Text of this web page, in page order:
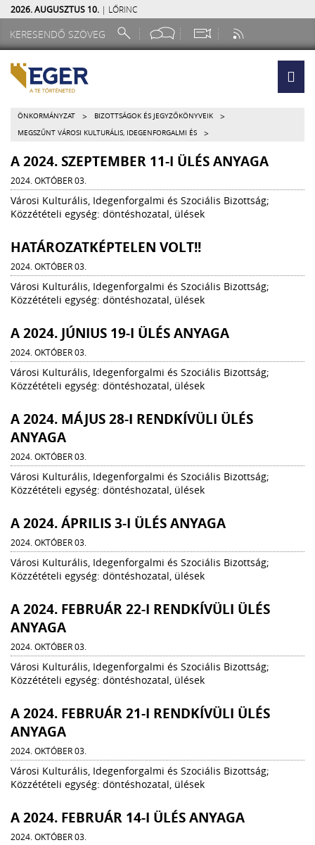
2026. AUGUSZTUS 10. | LŐRINC
ÖNKORMÁNYZAT > BIZOTTSÁGOK ÉS JEGYZŐKÖNYVEIK >
MEGSZŰNT VÁROSI KULTURÁLIS, IDEGENFORGALMI ÉS >
A 2024. SZEPTEMBER 11-I ÜLÉS ANYAGA
2024. OKTÓBER 03.
Városi Kulturális, Idegenforgalmi és Szociális Bizottság;
Közzétételi egység: döntéshozatal, ülések
HATÁROZATKÉPTELEN VOLT!!
2024. OKTÓBER 03.
Városi Kulturális, Idegenforgalmi és Szociális Bizottság;
Közzétételi egység: döntéshozatal, ülések
A 2024. JÚNIUS 19-I ÜLÉS ANYAGA
2024. OKTÓBER 03.
Városi Kulturális, Idegenforgalmi és Szociális Bizottság;
Közzétételi egység: döntéshozatal, ülések
A 2024. MÁJUS 28-I RENDKÍVÜLI ÜLÉS
ANYAGA
2024. OKTÓBER 03.
Városi Kulturális, Idegenforgalmi és Szociális Bizottság;
Közzétételi egység: döntéshozatal, ülések
A 2024. ÁPRILIS 3-I ÜLÉS ANYAGA
2024. OKTÓBER 03.
Városi Kulturális, Idegenforgalmi és Szociális Bizottság;
Közzétételi egység: döntéshozatal, ülések
A 2024. FEBRUÁR 22-I RENDKÍVÜLI ÜLÉS
ANYAGA
2024. OKTÓBER 03.
Városi Kulturális, Idegenforgalmi és Szociális Bizottság;
Közzétételi egység: döntéshozatal, ülések
A 2024. FEBRUÁR 21-I RENDKÍVÜLI ÜLÉS
ANYAGA
2024. OKTÓBER 03.
Városi Kulturális, Idegenforgalmi és Szociális Bizottság;
Közzétételi egység: döntéshozatal, ülések
A 2024. FEBRUÁR 14-I ÜLÉS ANYAGA
2024. OKTÓBER 03.